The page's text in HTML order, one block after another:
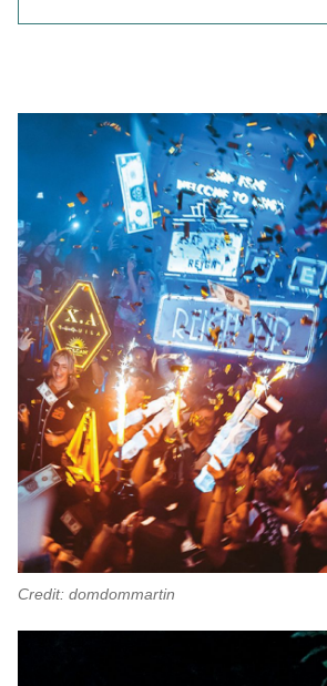
Credit: domdommartin